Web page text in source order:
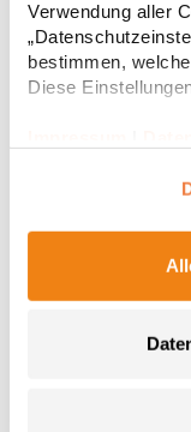
Verwendung aller
bestimmen,
Diese
* Preise inkl.
CGW42141 CG
Mit Druckknopf zum